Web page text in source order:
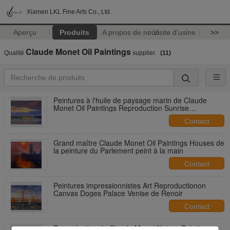
Xiamen LKL Fine Arts Co., Ltd.
Aperçu Produits A propos de nousVisite d'usine >>
Qualité Claude Monet Oil Paintings supplier. (11)
Peintures à l'huile de paysage marin de Claude
Monet Oil Paintings Reproduction Sunrise
Contact
Grand maître Claude Monet Oil Paintings Houses de
la peinture du Parlement peint à la main
Contact
Peintures impressionnistes Art Reproductionon
Canvas Doges Palace Venise de Renoir
Contact
Reproduction de Claude Monet Nature Paintings